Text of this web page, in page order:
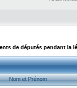
de députés pendant la
Nom et Prénom